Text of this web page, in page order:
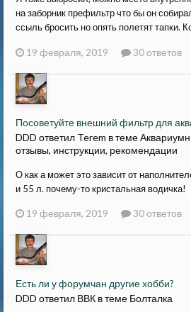
на заборник префильтр что бы он
ссыль бросить но опять полетят тапки.
19 февраля, 2019 30 ответов
Посоветуйте внешний фильтр для
DDD ответил Terem в теме
отзывы, инструкции, рекомендации
О как а может это зависит от
и 55 л. почему-то кристальная водичка!
19 февраля, 2019 30 ответов
Есть ли у форумчан другие хобби?
DDD ответил ВВК в теме Болталка